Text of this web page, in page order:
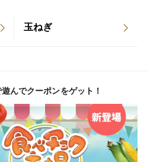
うになります。
しくシャキシャキしていま
めです。
になります。
玉ねぎ
んでクーポンをゲット！